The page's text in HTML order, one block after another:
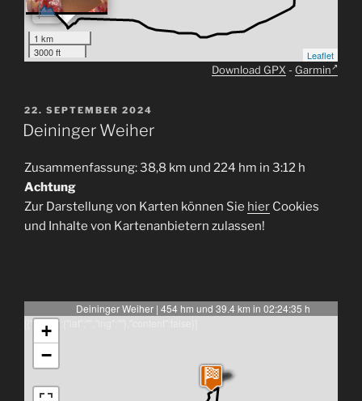
1 km
3000 ft
Leaflet
Download GPX - Garmin
VERÖFFENTLICHT
AM
22. SEPTEMBER 2024
Deininger Weiher
Zusammenfassung: 38,8 km und 224 hm in 3:12 h
Achtung
Zur Darstellung von Karten können Sie hier Cookies
und Inhalte von Kartenanbietern zulassen!
Deininger Weiher | 454 hm und 39.4 km in 02:24:35 h
[{"latlng":{"lat":"","lng":""},"content":false}]
+
−